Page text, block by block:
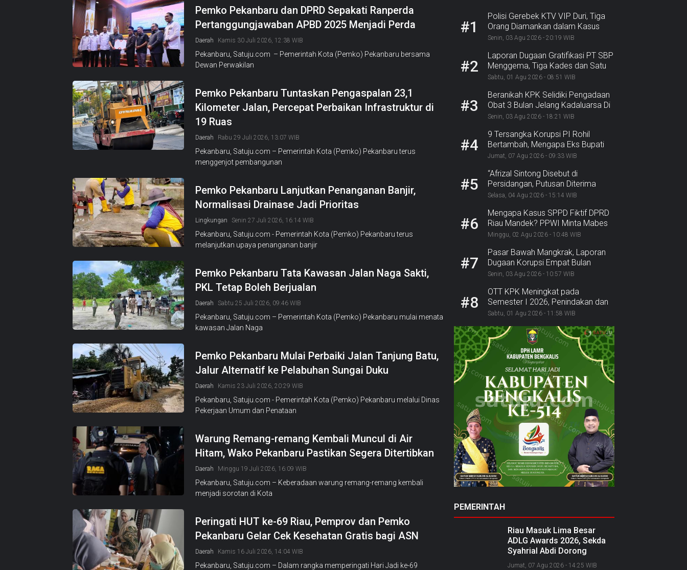
Pemko Pekanbaru dan DPRD Sepakati Ranperda
Pertanggungjawaban APBD 2025 Menjadi Perda
Daerah Kamis 30 Juli 2026, 12:38 WIB
Pekanbaru, Satuju.com – Pemerintah Kota (Pemko) Pekanbaru bersama
Dewan Perwakilan
Pemko Pekanbaru Tuntaskan Pengaspalan 23,1
Kilometer Jalan, Percepat Perbaikan Infrastruktur di
19 Ruas
Daerah Rabu 29 Juli 2026, 13:07 WIB
Pekanbaru, Satuju.com – Pemerintah Kota (Pemko) Pekanbaru terus
menggenjot pembangunan
Pemko Pekanbaru Lanjutkan Penanganan Banjir,
Normalisasi Drainase Jadi Prioritas
Lingkungan Senin 27 Juli 2026, 16:14 WIB
Pekanbaru, Satuju.com - Pemerintah Kota (Pemko) Pekanbaru terus
melanjutkan upaya penanganan banjir
Pemko Pekanbaru Tata Kawasan Jalan Naga Sakti,
PKL Tetap Boleh Berjualan
Daerah Sabtu 25 Juli 2026, 09:46 WIB
Pekanbaru, Satuju.com – Pemerintah Kota (Pemko) Pekanbaru mulai menata
kawasan Jalan Naga
Pemko Pekanbaru Mulai Perbaiki Jalan Tanjung Batu,
Jalur Alternatif ke Pelabuhan Sungai Duku
Daerah Kamis 23 Juli 2026, 20:29 WIB
Pekanbaru, Satuju.com - Pemerintah Kota (Pemko) Pekanbaru melalui Dinas
Pekerjaan Umum dan Penataan
Warung Remang-remang Kembali Muncul di Air
Hitam, Wako Pekanbaru Pastikan Segera Ditertibkan
Daerah Minggu 19 Juli 2026, 16:09 WIB
Pekanbaru, Satuju.com – Keberadaan warung remang-remang kembali
menjadi sorotan di Kota
Peringati HUT ke-69 Riau, Pemprov dan Pemko
Pekanbaru Gelar Cek Kesehatan Gratis bagi ASN
Daerah Kamis 16 Juli 2026, 14:04 WIB
Pekanbaru, Satuju.com – Dalam rangka memperingati Hari Jadi ke-69
#1
Polisi Gerebek KTV VIP Duri, Tiga
Orang Diamankan dalam Kasus
Dugaan Ekstasi
Senin, 03 Agu 2026 - 20:19 WIB
#2
Laporan Dugaan Gratifikasi PT SBP
Menggema, Tiga Kades dan Satu
Lurah Inhu Diseret ke Kejaksaan
Sabtu, 01 Agu 2026 - 08:51 WIB
#3
Beranikah KPK Selidiki Pengadaan
Obat 3 Bulan Jelang Kadaluarsa Di
Dinkes Pekanbaru
Senin, 03 Agu 2026 - 18:21 WIB
#4
9 Tersangka Korupsi PI Rohil
Bertambah, Mengapa Eks Bupati
Belum Tersangka? Nasib Rp9,2
Jumat, 07 Agu 2026 - 09:33 WIB
#5
“Afrizal Sintong Disebut di
Persidangan, Putusan Diterima
Kejati, GMPR Sorot Dividen
Selasa, 04 Agu 2026 - 15:14 WIB
#6
Mengapa Kasus SPPD Fiktif DPRD
Riau Mandek? PPWI Minta Mabes
Polri Ambil Alih
Minggu, 02 Agu 2026 - 10:48 WIB
#7
Pasar Bawah Mangkrak, Laporan
Dugaan Korupsi Empat Bulan
Mengendap: Ke Mana BPK,
Senin, 03 Agu 2026 - 10:57 WIB
#8
OTT KPK Meningkat pada
Semester I 2026, Penindakan dan
Pemulihan Aset Alami Lonjakan
Sabtu, 01 Agu 2026 - 11:58 WIB
PEMERINTAH
Riau Masuk Lima Besar
ADLG Awards 2026, Sekda
Syahrial Abdi Dorong
Pemerintahan Berbasis Data
Jumat, 07 Agu 2026 - 14:25 WIB